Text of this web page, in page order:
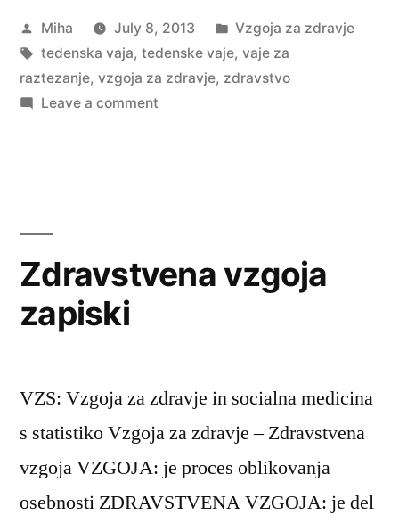
Posted
by
Miha July 8, 2013
Posted
in
Vzgoja za zdravje
Tags:
tedenska vaja, tedenske vaje, vaje za
raztezanje, vzgoja za zdravje, zdravstvo
Leave a commenton
Zdravstvena vzgoja
zapiski
VZS: Vzgoja za zdravje in socialna medicina
s statistiko Vzgoja za zdravje – Zdravstvena
vzgoja VZGOJA: je proces oblikovanja
osebnosti ZDRAVSTVENA VZGOJA: je del